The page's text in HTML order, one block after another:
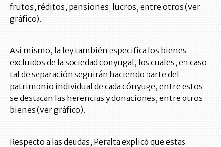
frutos, réditos, pensiones, lucros, entre otros (ver
gráfico).
Así mismo, la ley también especifica los bienes
excluidos de la sociedad conyugal, los cuales, en caso
tal de separación seguirán haciendo parte del
patrimonio individual de cada cónyuge, entre estos
se destacan las herencias y donaciones, entre otros
bienes (ver gráfico).
Respecto a las deudas, Peralta explicó que estas